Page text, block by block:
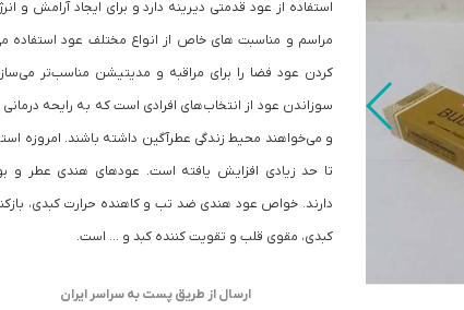
استفاده از عود قدمتی دیرینه دارد و برای ایجاد آرامش و
مراسم و مناسبت های خاص از انواع مختلف عود استفاده
کردن عود فضا را برای مراقبه و مدیتیشن مناسب‌تر
سوزاندن عود از انتخاب‌های افرادی است که به رایحه درمانی
و می‌خواهند محیط زندگی عطرآگین داشته باشند. امروزه
تا حد زیادی افزایش یافته است. عودهای هندی عطر و
دارند. خواص عود هندی ضد تب و کاهنده حرارت کبدی،
کبدی، مقوی قلب و تقویت کننده کبد و ... است.
ارسال از طریق پست به سراسر ایران